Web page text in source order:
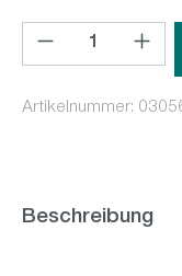
Produkt Anzahl:
Artikelnummer:
Beschreibung